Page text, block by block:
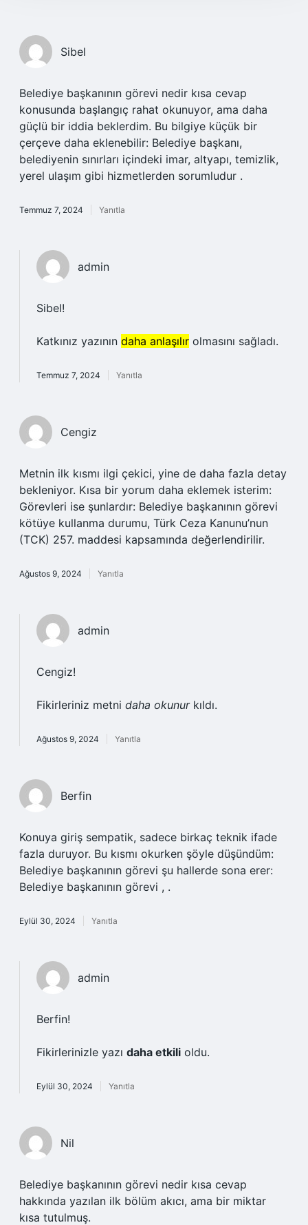
Sibel
Belediye başkanının görevi nedir kısa cevap
konusunda başlangıç rahat okunuyor, ama daha
güçlü bir iddia beklerdim. Bu bilgiye küçük bir
çerçeve daha eklenebilir: Belediye başkanı,
belediyenin sınırları içindeki imar, altyapı, temizlik,
yerel ulaşım gibi hizmetlerden sorumludur .
Temmuz 7, 2024 Yanıtla
admin
Sibel!
Katkınız yazının daha anlaşılır olmasını sağladı.
Temmuz 7, 2024 Yanıtla
Cengiz
Metnin ilk kısmı ilgi çekici, yine de daha fazla detay
bekleniyor. Kısa bir yorum daha eklemek isterim:
Görevleri ise şunlardır: Belediye başkanının görevi
kötüye kullanma durumu, Türk Ceza Kanunu’nun
(TCK) 257. maddesi kapsamında değerlendirilir.
Ağustos 9, 2024 Yanıtla
admin
Cengiz!
Fikirleriniz metni daha okunurkıldı.
Ağustos 9, 2024 Yanıtla
Berfin
Konuya giriş sempatik, sadece birkaç teknik ifade
fazla duruyor. Bu kısmı okurken şöyle düşündüm:
Belediye başkanının görevi şu hallerde sona erer:
Belediye başkanının görevi , .
Eylül 30, 2024 Yanıtla
admin
Berfin!
Fikirlerinizle yazı daha etkili oldu.
Eylül 30, 2024 Yanıtla
Nil
Belediye başkanının görevi nedir kısa cevap
hakkında yazılan ilk bölüm akıcı, ama bir miktar
kısa tutulmuş.